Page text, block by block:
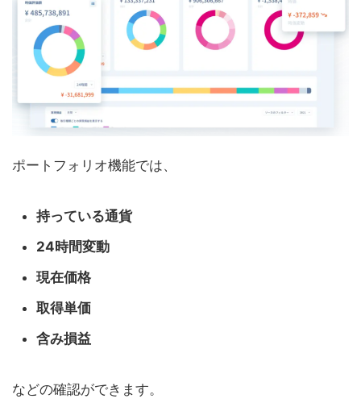
ポートフォリオ機能では、
持っている通貨
24時間変動
現在価格
取得単価
含み損益
などの確認ができます。